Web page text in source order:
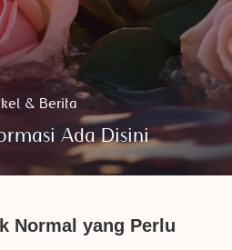
& Berita
Ada Disini
Normal yang Perlu